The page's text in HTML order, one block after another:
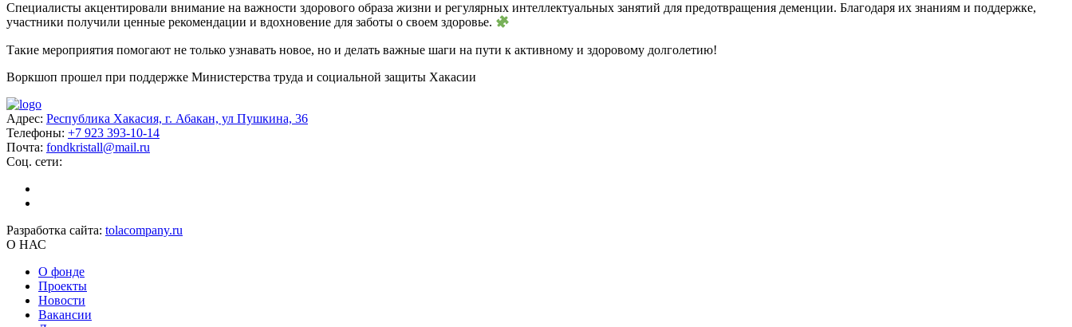
Специалисты акцентировали внимание на важности здорового образа жизни и регулярных интеллектуальных занятий для предотвращения деменции. Благодаря их знаниям и поддержке,
участники получили ценные рекомендации и вдохновение для заботы о своем здоровье.
Такие мероприятия помогают не только узнавать новое, но и делать важные шаги на пути к активному и здоровому долголетию!
Воркшоп прошел при поддержке Министерства труда и социальной защиты Хакасии
Адрес: Республика Хакасия, г. Абакан, ул Пушкина, 36
Телефоны: +7 923 393-10-14
Почта: fondkristall@mail.ru
Соц. сети:
Разработка сайта: tolacompany.ru
О НАС
О фонде
Проекты
Новости
Вакансии